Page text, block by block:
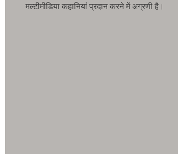
मल्टीमीडिया कहानियां प्रदान करने में अग्रणी है।